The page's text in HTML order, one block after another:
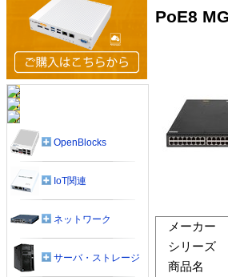
PoE8
メーカー
シリーズ
商品名
OpenBlocks
IoT関連
ネットワーク
サーバ・ストレージ